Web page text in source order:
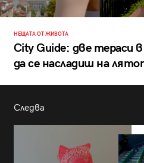
НЕЩАТА ОТ ЖИВОТА
City Guide: две тераси
да се насладиш на
Следва